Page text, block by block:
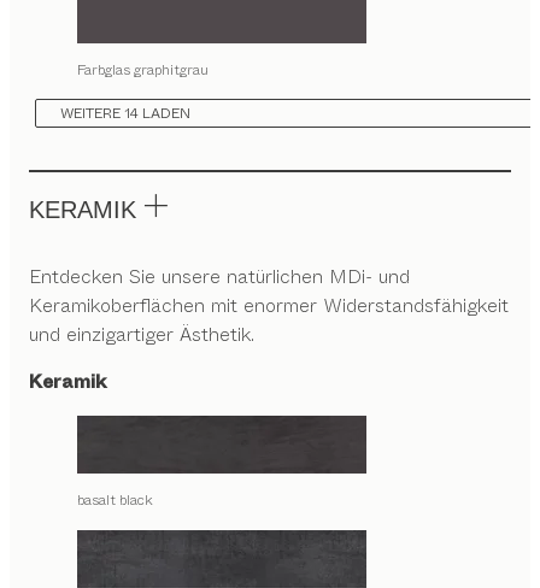
Farbglas graphitgrau
WEITERE 14 LADEN
KERAMIK
Entdecken Sie unsere natürlichen MDi- und
Keramikoberflächen mit enormer Widerstandsfähigkeit
und einzigartiger Ästhetik.
Keramik
basalt black